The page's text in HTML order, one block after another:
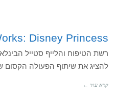
Disney Princess
להציג את שיתוף הפעולה הקסום
קרא עוד ←